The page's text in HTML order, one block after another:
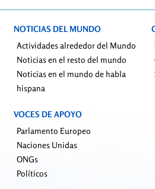
NOTICIAS DEL MUNDO
Actividades alrededor del Mundo
Noticias en el resto del mundo
Noticias en el mundo de habla
hispana
VOCES DE APOYO
Parlamento Europeo
Naciones Unidas
ONGs
Políticos